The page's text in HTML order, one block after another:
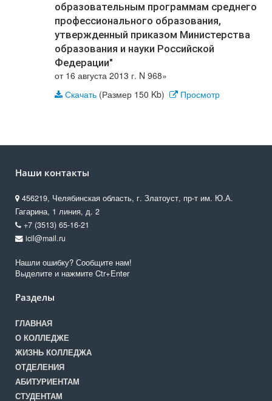
образовательным программам среднего
профессионального образования,
утвержденный приказом Министерства
образования и науки Российской
Федерации"
от 16 августа 2013 г. N 968»
Скачать(Размер 150 Kb) Просмотр
Наши контакты
456219, Челябинская область, г. Златоуст, пр-т им. Ю.А.
Гагарина, 1 линия, д. 2
+7 (3513) 65-16-21
icil@mail.ru
Нашли ошибку? Сообщите нам!
Выделите и нажмите Ctr+Enter
Разделы
ГЛАВНАЯ
О КОЛЛЕДЖЕ
ЖИЗНЬ КОЛЛЕДЖА
ОТДЕЛЕНИЯ
АБИТУРИЕНТАМ
СТУДЕНТАМ